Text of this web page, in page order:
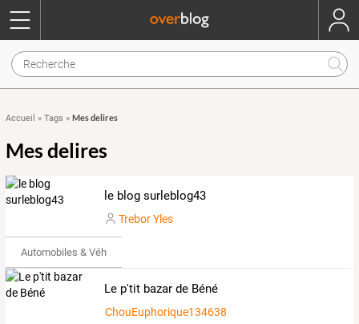
Accueil » Tags » Mes delires
Mes delires
le blog surleblog43
Trebor Yles
Automobiles & Véhicules
Le p'tit bazar de Béné
ChouEuphorique1346387